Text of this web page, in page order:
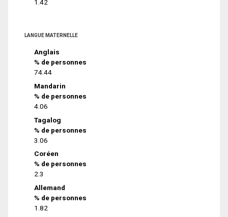
1.42
LANGUE MATERNELLE
Anglais
% de personnes
74.44
Mandarin
% de personnes
4.06
Tagalog
% de personnes
3.06
Coréen
% de personnes
2.3
Allemand
% de personnes
1.82